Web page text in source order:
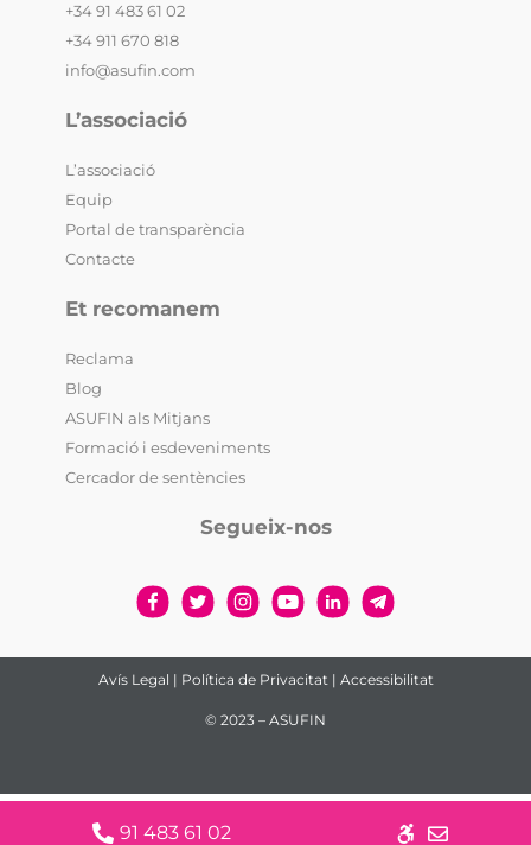
91 483 61 02
+34 91 483 61 02
+34 911 670 818
info@asufin.com
L’associació
L’associació
Equip
Portal de transparència
Contacte
Et recomanem
Reclama
Blog
ASUFIN als Mitjans
Formació i esdeveniments
Cercador de sentències
Segueix-nos
Avís Legal | Política de Privacitat| Accessibilitat
© 2023 – ASUFIN